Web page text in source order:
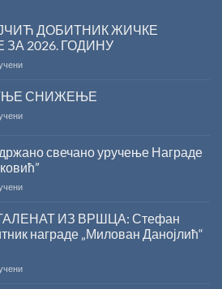
ДОБИТНИК ЖИЧКЕ
2026. ГОДИНУ
на
РАДОЈЧИЋ
ЖИЧКЕ
2026.
ГОДИНУ
СНИЖЕЊЕ
на
СНИЖЕЊЕ
свечано уручење Награде
на
Сали
одржано
уручење
ИЗ ВРШЦА: Стефан
награде „Милован Данојлић“
на